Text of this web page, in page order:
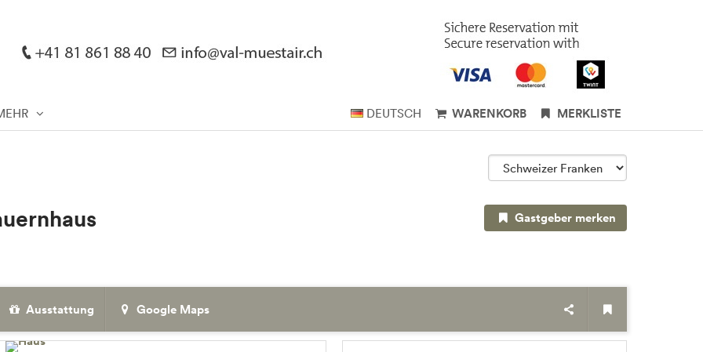
DEUTSCH WARENKORB MERKLISTE
Gastgeber merken
Ausstattung Google Maps